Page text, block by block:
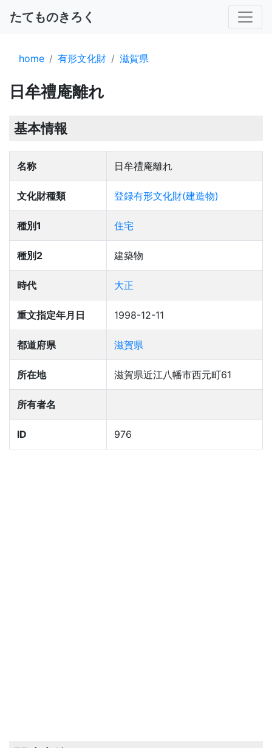
たてものきろく
home 有形文化財 滋賀県
日牟禮庵離れ
基本情報
名称 日牟禮庵離れ
文化財種類 登録有形文化財(建造物)
種別1 住宅
種別2 建築物
時代 大正
重文指定年月日 1998-12-11
都道府県 滋賀県
所在地 滋賀県近江八幡市西元町61
所有者名
ID 976